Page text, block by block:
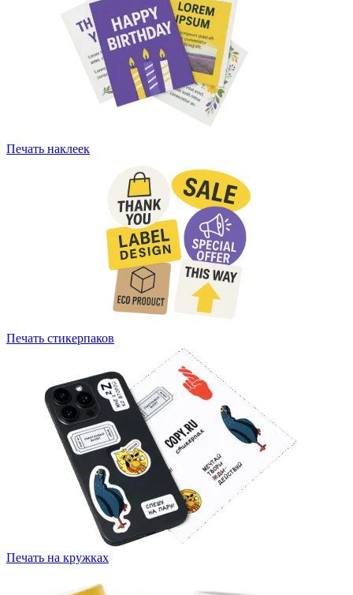
Печать наклеек
Печать стикерпаков
Печать на кружках